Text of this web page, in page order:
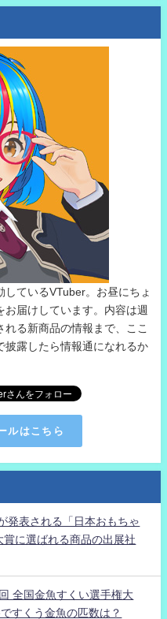
しているVTuber。お昼にちょ
届けしています。内容は週
る新商品の情報まで、ここ
披露したら情報通になれるか
ルはこちら
発表される「日本おもちゃ
に選ばれる商品の出展社
全国金魚すくい選手権大
すくう金魚の匹数は？